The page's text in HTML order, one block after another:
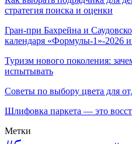
стратегия поиска и оценки
Гран-при Бахрейна и
календаря «Формулы-1»-2026
Туризм нового поколения:
испытывать
Советы по выбору цвета для
Шлифовка паркета — это
Метки